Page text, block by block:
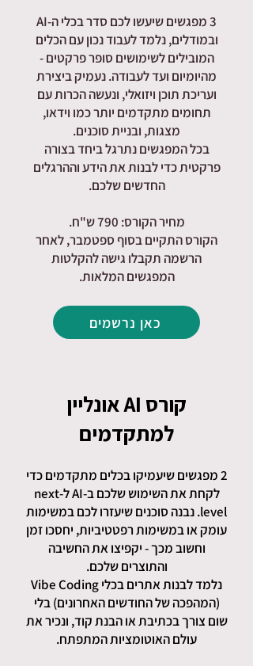
3 מפגשים שיעשו לכם סדר בכלי ה-AI
ובמודלים, נלמד לעבוד נכון עם הכלים
המובילים לשימושים סופר פרקטים -
מהיומיום ועד לעבודה. נעמיק ביצירת
ועריכת תוכן ויזואלי, ונעשה הכרות עם
תחומים מתקדמים יותר כמו וידאו,
מצגות, ובניית סוכנים.
בכל המפגשים נתרגל ביחד בצורה
פרקטית כדי לבנות את הידע וההרגלים
החדשים שלכם.
מחיר הקורס: 790 ש"ח.
הקורס התקיים בסוף ספטמבר, לאחר
הרשמה תקבלו גישה להקלטות
המפגשים המלאות.
כאן נרשמים
קורס AI אונליין
למתקדמים
2 מפגשים שיעמיקו בכלים מתקדמים כדי
לקחת את השימוש שלכם ב-AI ל-next
level. נבנה סוכנים שיעזרו לכם במשימות
עומק או במשימות רפטטיביות, יחסכו זמן
וחשוב מכך - יקפיצו את החשיבה
והתוצרים שלכם.
נלמד לבנות אתרים בכלי Vibe Coding
(המהפכה של החודשים האחרונים) בלי
שום צורך בכתיבת או הבנת קוד, ונכיר את
עולם האוטומציות המתפתח.